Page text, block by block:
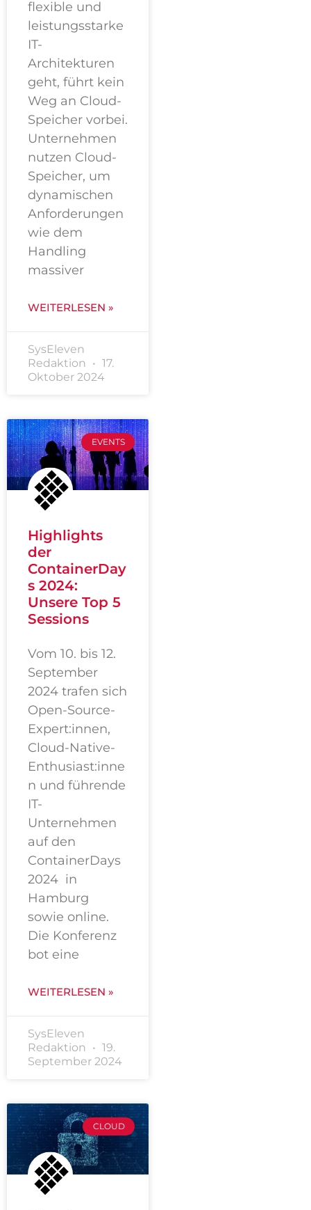
flexible und
leistungsstarke
IT-
Architekturen
geht, führt kein
Weg an Cloud-
Speicher vorbei.
Unternehmen
nutzen Cloud-
Speicher, um
dynamischen
Anforderungen
wie dem
Handling
massiver
WEITERLESEN »
SysEleven
Redaktion
17.
Oktober 2024
EVENTS
Highlights
der
ContainerDay
s 2024:
Unsere Top 5
Sessions
Vom 10. bis 12.
September
2024 trafen sich
Open-Source-
Expert:innen,
Cloud-Native-
Enthusiast:inne
n und führende
IT-
Unternehmen
auf den
ContainerDays
2024 in
Hamburg
sowie online.
Die Konferenz
bot eine
WEITERLESEN »
SysEleven
Redaktion
19.
September 2024
CLOUD